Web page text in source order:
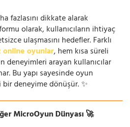
fazlasını dikkate alarak
olarak, kullanıcıların ihtiyaç
ulaşmasını hedefler. Farklı
online oyunlar, hem kısa süreli
deneyimleri arayan kullanıcılar
Bu yapı sayesinde oyun
deneyime dönüşür. ✨
MicroOyun Dünyası 🚀